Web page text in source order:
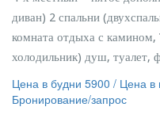
диван) 2 спальни
комната отдыха с
холодильник) душ, туалет,
Цена в будни 5900 / Цена
Бронирование/запрос